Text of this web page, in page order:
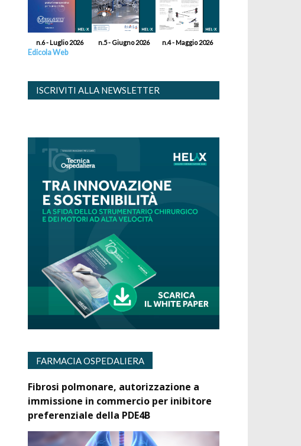
n.6 - Luglio 2026 n.5 - Giugno 2026 n.4 - Maggio 2026
Edicola Web
ISCRIVITI ALLA NEWSLETTER
FARMACIA OSPEDALIERA
Fibrosi polmonare, autorizzazione a
immissione in commercio per inibitore
preferenziale della PDE4B